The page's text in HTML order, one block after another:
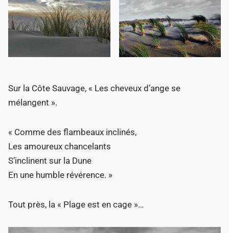
Sur la Côte Sauvage, « Les cheveux d’ange se
mélangent ».
« Comme des flambeaux inclinés,
Les amoureux chancelants
S’inclinent sur la Dune
En une humble révérence. »
Tout près, la « Plage est en cage »…